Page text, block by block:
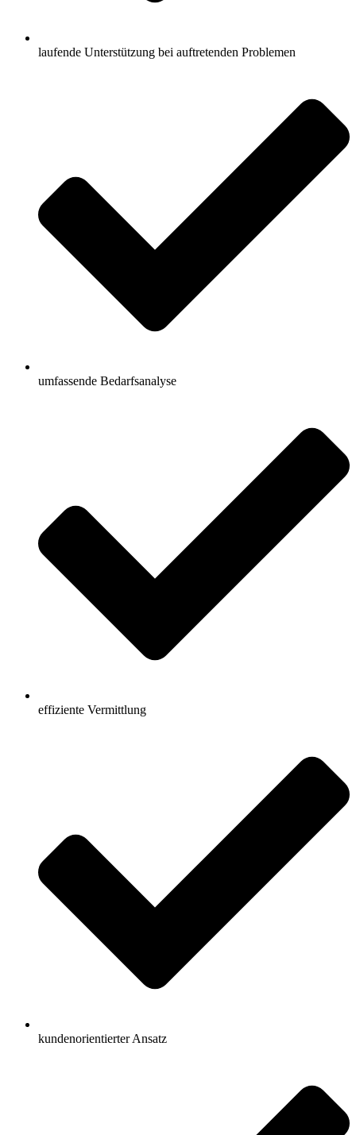
laufende Unterstützung bei auftretenden Problemen
umfassende Bedarfsanalyse
effiziente Vermittlung
kundenorientierter Ansatz